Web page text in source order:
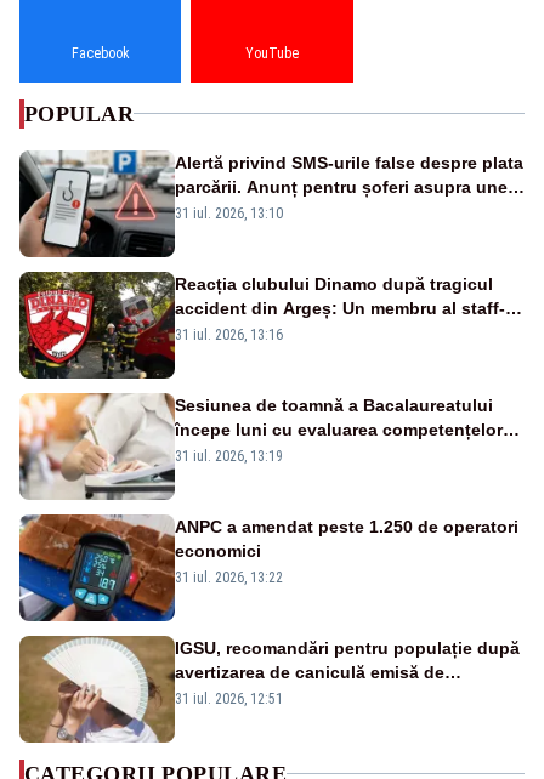
Facebook YouTube
POPULAR
Alertă privind SMS-urile false despre plata
parcării. Anunț pentru șoferi asupra unei
noi metode de fraudă online
31 iul. 2026, 13:10
Reacția clubului Dinamo după tragicul
accident din Argeș: Un membru al staff-
ului medical a murit, antrenorul Adrian
31 iul. 2026, 13:16
Sesiunea de toamnă a Bacalaureatului
începe luni cu evaluarea competențelor
orale la Limba română
31 iul. 2026, 13:19
ANPC a amendat peste 1.250 de operatori
economici
31 iul. 2026, 13:22
IGSU, recomandări pentru populație după
avertizarea de caniculă emisă de
meteorologi
31 iul. 2026, 12:51
CATEGORII POPULARE